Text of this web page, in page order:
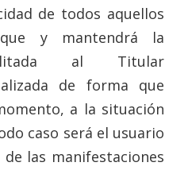
de todos aquellos
y mantendrá la
al Titular
de forma que
a la situación
caso será el usuario
las manifestaciones